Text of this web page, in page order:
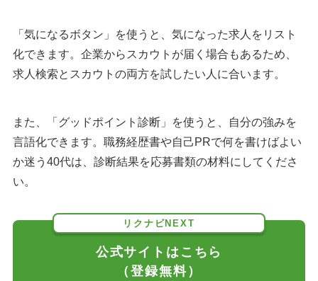
「気になるボタン」を使うと、気になった求人をリスト
化できます。企業からスカウトが届く場合もあるため、
求人検索とスカウトの両方を試したい人に合います。
また、「グッドポイント診断」を使うと、自分の強みを
言語化できます。職務経歴書や自己PRで何を書けばよい
か迷う40代は、診断結果を応募書類の材料にしてくださ
い。
リクナビNEXT
公式サイトはこちら
（登録無料）